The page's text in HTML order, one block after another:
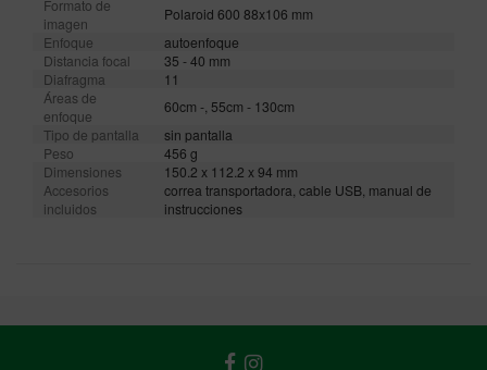
Formato de
imagen
Polaroid 600 88x106 mm
Enfoque
autoenfoque
Distancia focal
35 - 40 mm
Diafragma
11
Áreas de
enfoque
60cm -, 55cm - 130cm
Tipo de pantalla
sin pantalla
Peso
456 g
Dimensiones
150.2 x 112.2 x 94 mm
Accesorios
incluidos
correa transportadora, cable USB, manual de
instrucciones